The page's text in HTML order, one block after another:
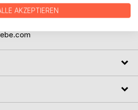
Nahat ist Dichterin, Künstlerin und
AKZEPTIEREN